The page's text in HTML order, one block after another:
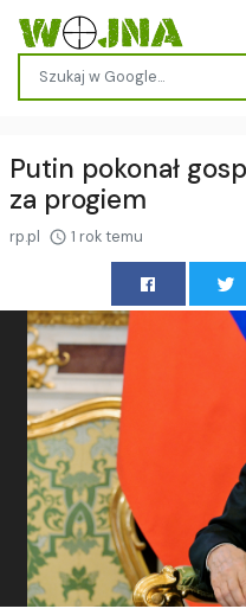
Putin pokonał
za progiem
rp.pl 1 rok temu